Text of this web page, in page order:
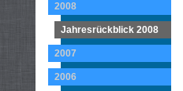
2008
Jahresrückblick 2008
2007
2006